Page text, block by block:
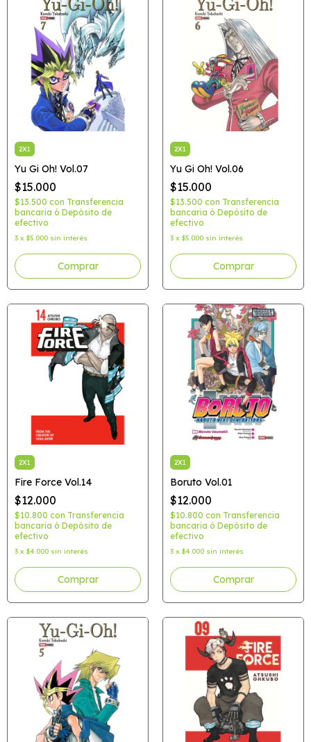
2X1
Yu Gi Oh! Vol.07
$15.000
$13.500 con Transferencia
bancaria ó Depósito de
efectivo
3 x $5.000 sin interés
2X1
Yu Gi Oh! Vol.06
$15.000
$13.500 con Transferencia
bancaria ó Depósito de
efectivo
3 x $5.000 sin interés
2X1
Fire Force Vol.14
$12.000
$10.800 con Transferencia
bancaria ó Depósito de
efectivo
3 x $4.000 sin interés
2X1
Boruto Vol.01
$12.000
$10.800 con Transferencia
bancaria ó Depósito de
efectivo
3 x $4.000 sin interés